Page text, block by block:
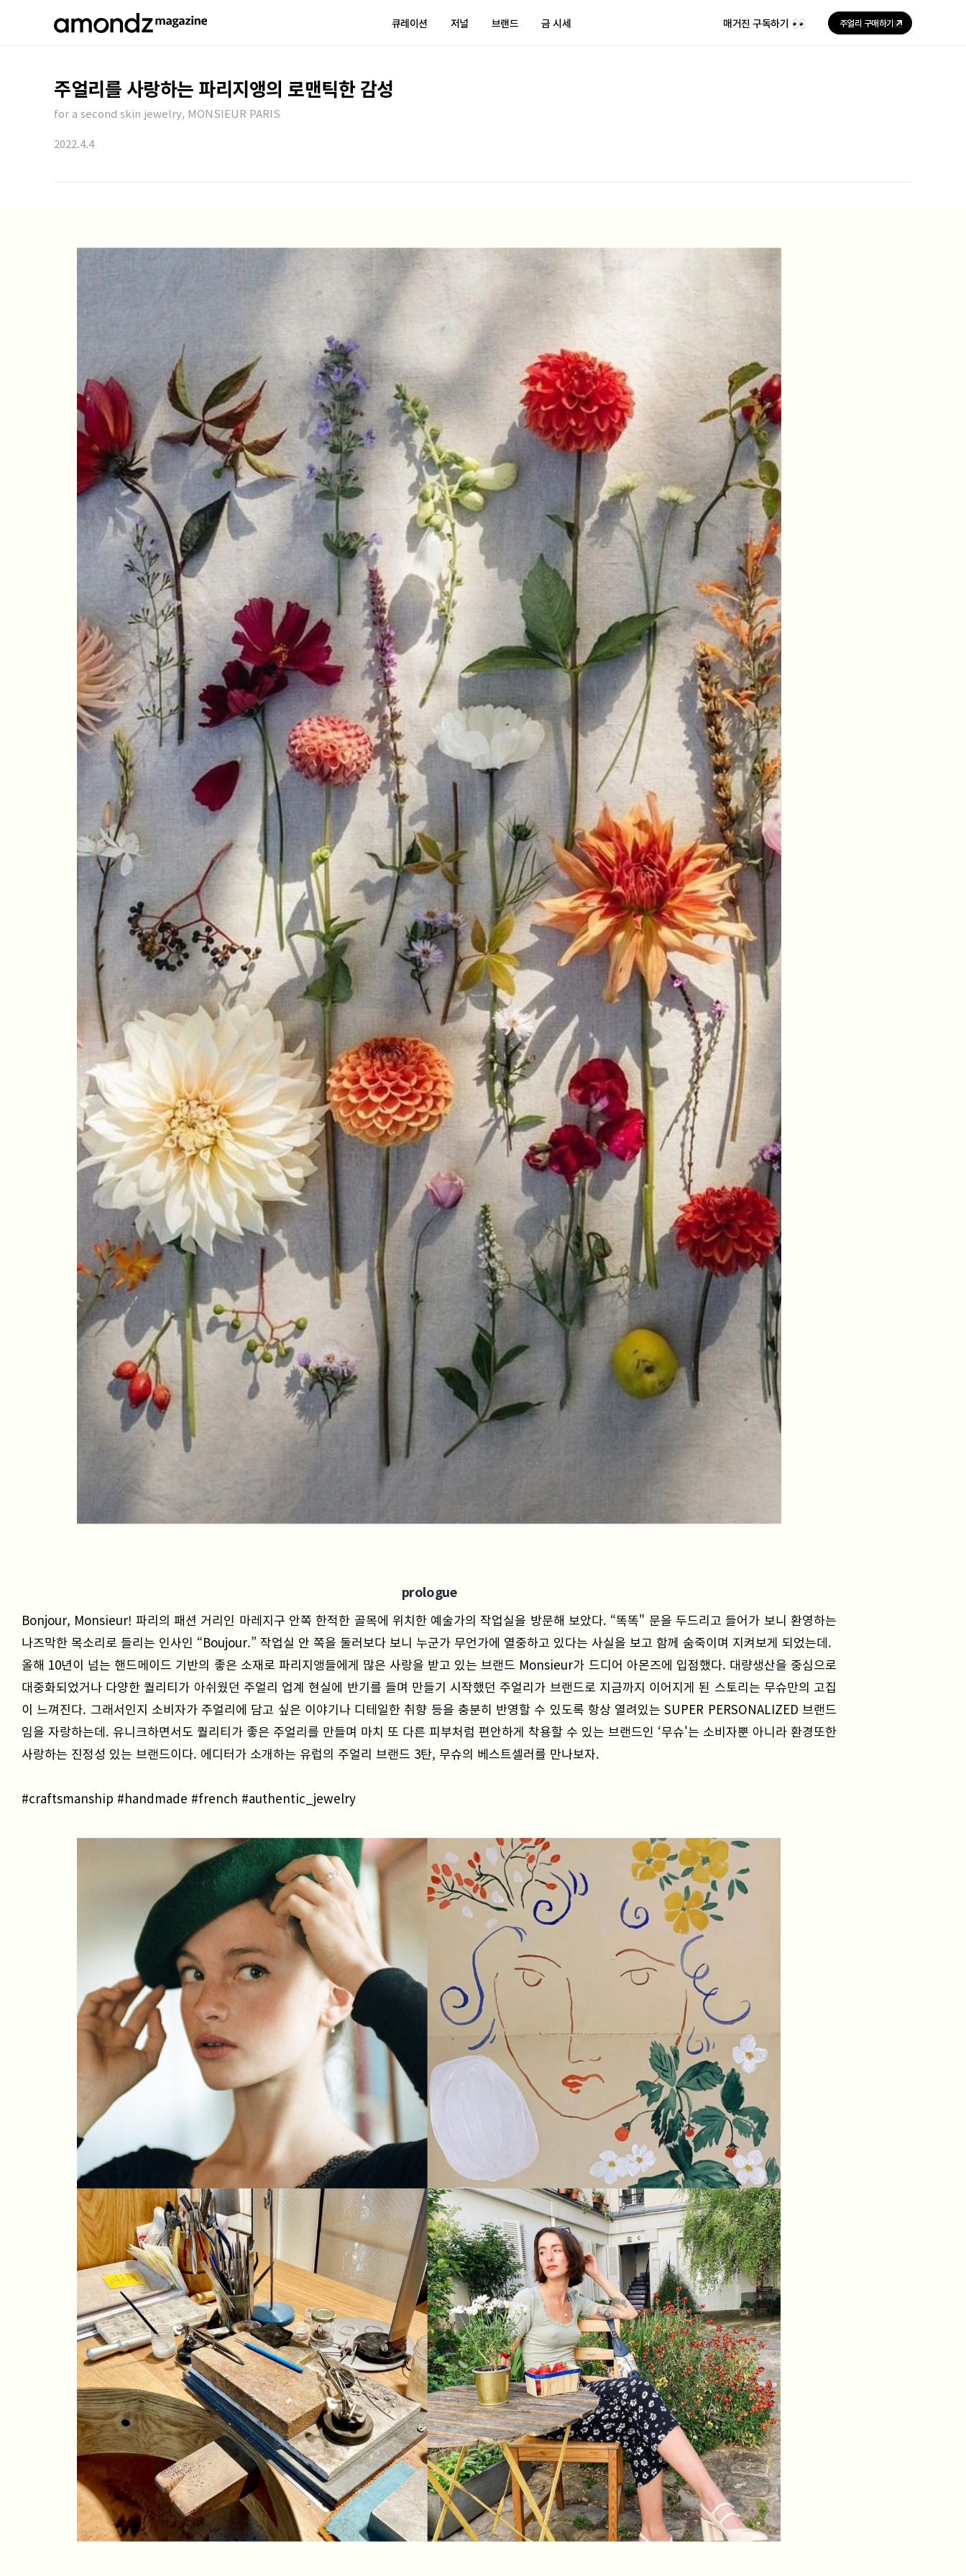
큐레이션 저널 브랜드 금 시세 매거진 구독하기 주얼리 구매하기
주얼리를 사랑하는 파리지앵의 로맨틱한 감성
for a second skin jewelry, MONSIEUR PARIS
2022.4.4
prologue
Bonjour, Monsieur! 파리의 패션 거리인 마레지구 안쪽 한적한 골목에 위치한 예술가의 작업실을 방문해 보았다. “똑똑" 문을 두드리고 들어가 보니 환영하는
나즈막한 목소리로 들리는 인사인 “Boujour.” 작업실 안 쪽을 둘러보다 보니 누군가 무언가에 열중하고 있다는 사실을 보고 함께 숨죽이며 지켜보게 되었는데.
올해 10년이 넘는 핸드메이드 기반의 좋은 소재로 파리지앵들에게 많은 사랑을 받고 있는 브랜드 Monsieur가 드디어 아몬즈에 입점했다. 대량생산을 중심으로
대중화되었거나 다양한 퀄리티가 아쉬웠던 주얼리 업계 현실에 반기를 들며 만들기 시작했던 주얼리가 브랜드로 지금까지 이어지게 된 스토리는 무슈만의 고집
이 느껴진다. 그래서인지 소비자가 주얼리에 담고 싶은 이야기나 디테일한 취향 등을 충분히 반영할 수 있도록 항상 열려있는 SUPER PERSONALIZED 브랜드
임을 자랑하는데. 유니크하면서도 퀄리티가 좋은 주얼리를 만들며 마치 또 다른 피부처럼 편안하게 착용할 수 있는 브랜드인 ‘무슈'는 소비자뿐 아니라 환경또한
사랑하는 진정성 있는 브랜드이다. 에디터가 소개하는 유럽의 주얼리 브랜드 3탄, 무슈의 베스트셀러를 만나보자.
#craftsmanship #handmade #french #authentic_jewelry